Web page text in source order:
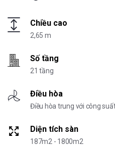
Chiều cao
2,65 m
Số tầng
21 tầng
Điều hòa
Điều hòa trung với công
Diện tích sàn
187m2 - 1800m2